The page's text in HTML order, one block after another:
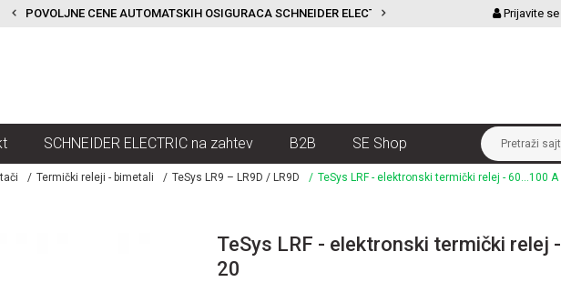
POVOLJNE CENE AUTOMATSKIH OSIGURACA SCHNEIDER ELECTRIC VELIKI IZBOR MODULARNIH
Prijavite se
SCHNEIDER ELECTRIC na zahtev B2B SE Shop Pretraži sajt
Termički releji - bimetali TeSys LR9 – LR9D / LR9D TeSys LRF - elektronski termički relej - 60...100 A
TeSys LRF - elektronski termički relej
20